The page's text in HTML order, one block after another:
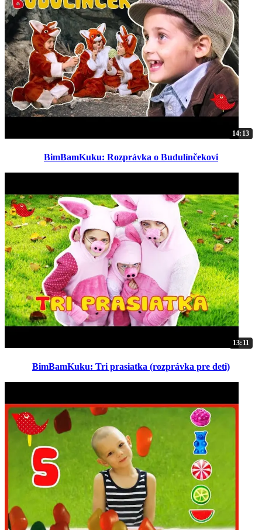
14:13
BimBamKuku: Rozprávka o Budulínčekovi
13:11
BimBamKuku: Tri prasiatka (rozprávka pre deti)